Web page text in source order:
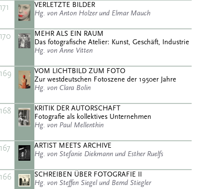
171
VERLETZTE BILDER
Hg. von Anton Holzer und Elmar Mauch
170
MEHR ALS EIN RAUM
Das fotografische Atelier: Kunst, Geschäft, Industrie
Hg. von Anne Vitten
169
VOM LICHTBILD ZUM FOTO
Zur westdeutschen Fotoszene der 1950er Jahre
Hg. von Clara Bolin
168
KRITIK DER AUTORSCHAFT
Fotografie als kollektives Unternehmen
Hg. von Paul Mellenthin
167
ARTIST MEETS ARCHIVE
Hg. von Stefanie Diekmann und Esther Ruelfs
166
SCHREIBEN ÜBER FOTOGRAFIE II
Hg. von Steffen Siegel und Bernd Stiegler